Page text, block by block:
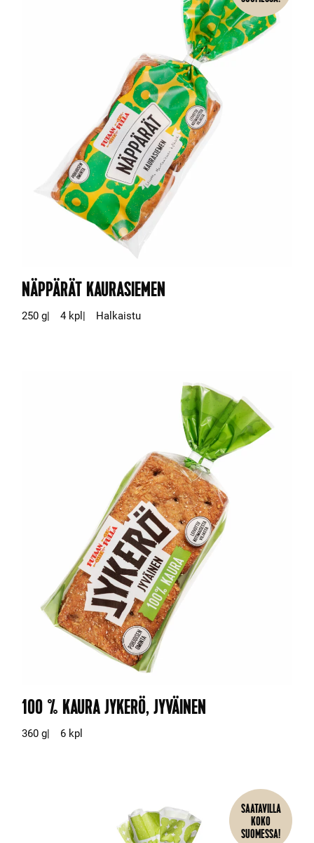
NÄPPÄRÄT KAURASIEMEN
250 g 4 kpl Halkaistu
100 % KAURA JYKERÖ, JYVÄINEN
360 g 6 kpl
SAATAVILLA
KOKO
SUOMESSA!